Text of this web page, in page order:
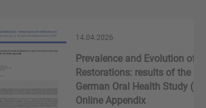
14.04.2026
Prevalence and Evolution of
Restorations: results of the
German Oral Health Study
Online Appendix